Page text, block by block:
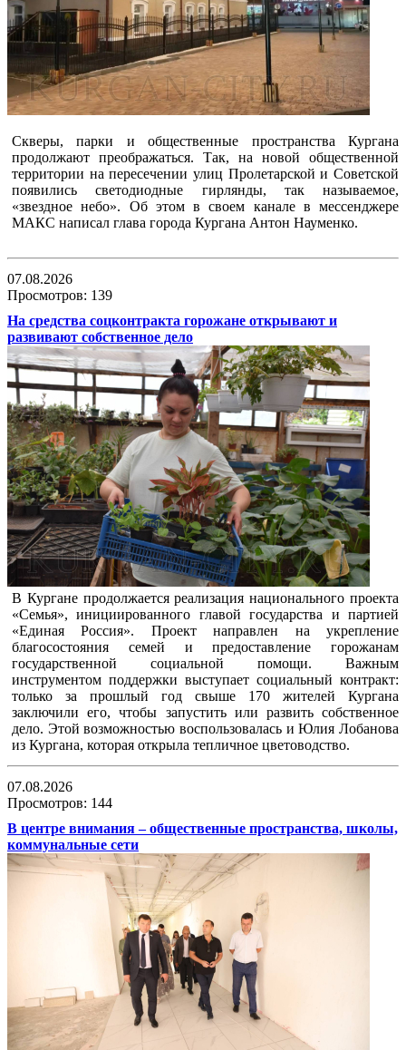
Скверы, парки и общественные пространства Кургана
продолжают преображаться. Так, на новой общественной
территории на пересечении улиц Пролетарской и Советской
появились светодиодные гирлянды, так называемое,
«звездное небо». Об этом в своем канале в мессенджере
МАКС написал глава города Кургана Антон Науменко.
07.08.2026
Просмотров: 139
На средства соцконтракта горожане открывают и
развивают собственное дело
В Кургане продолжается реализация национального проекта
«Семья», инициированного главой государства и партией
«Единая Россия». Проект направлен на укрепление
благосостояния семей и предоставление горожанам
государственной социальной помощи. Важным
инструментом поддержки выступает социальный контракт:
только за прошлый год свыше 170 жителей Кургана
заключили его, чтобы запустить или развить собственное
дело. Этой возможностью воспользовалась и Юлия Лобанова
из Кургана, которая открыла тепличное цветоводство.
07.08.2026
Просмотров: 144
В центре внимания – общественные пространства, школы,
коммунальные сети